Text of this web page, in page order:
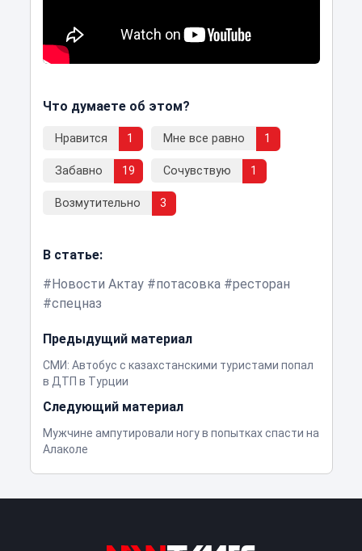
Что думаете об этом?
Нравится 1 Мне все равно 1
Забавно 19 Сочувствую 1
Возмутительно 3
В статье:
Новости Актау
потасовка
ресторан
спецназ
Предыдущий материал
СМИ: Автобус с казахстанскими туристами попал
в ДТП в Турции
Следующий материал
Мужчине ампутировали ногу в попытках спасти на
Алаколе